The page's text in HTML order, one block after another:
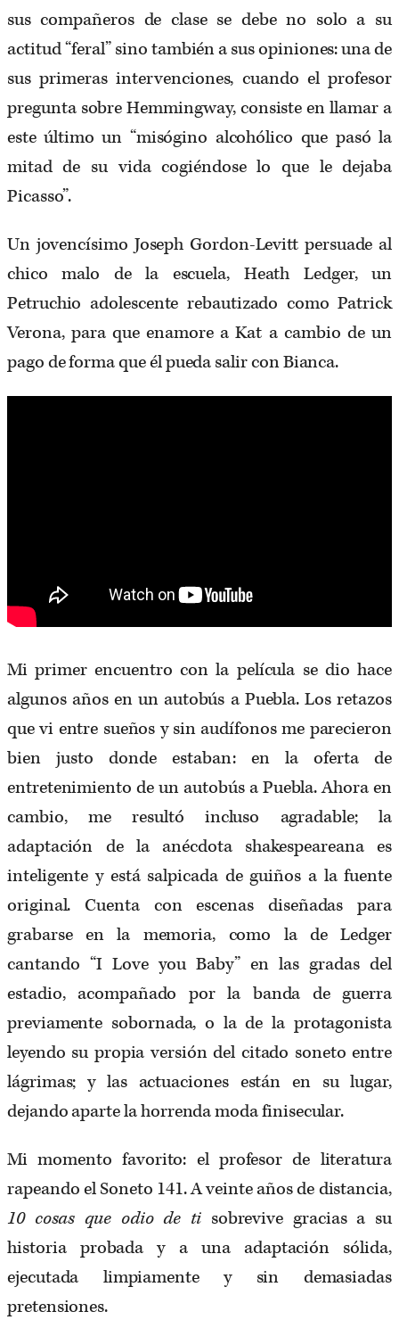
sus compañeros de clase se debe no solo a su
actitud “feral” sino también a sus opiniones: una de
sus primeras intervenciones, cuando el profesor
pregunta sobre Hemmingway, consiste en llamar a
este último un “misógino alcohólico que pasó la
mitad de su vida cogiéndose lo que le dejaba
Picasso”.
Un jovencísimo Joseph Gordon-Levitt persuade al
chico malo de la escuela, Heath Ledger, un
Petruchio adolescente rebautizado como Patrick
Verona, para que enamore a Kat a cambio de un
pago de forma que él pueda salir con Bianca.
Mi primer encuentro con la película se dio hace
algunos años en un autobús a Puebla. Los retazos
que vi entre sueños y sin audífonos me parecieron
bien justo donde estaban: en la oferta de
entretenimiento de un autobús a Puebla. Ahora en
cambio, me resultó incluso agradable; la
adaptación de la anécdota shakespeareana es
inteligente y está salpicada de guiños a la fuente
original. Cuenta con escenas diseñadas para
grabarse en la memoria, como la de Ledger
cantando “I Love you Baby” en las gradas del
estadio, acompañado por la banda de guerra
previamente sobornada, o la de la protagonista
leyendo su propia versión del citado soneto entre
lágrimas; y las actuaciones están en su lugar,
dejando aparte la horrenda moda finisecular.
Mi momento favorito: el profesor de literatura
rapeando el Soneto 141. A veinte años de distancia,
10 cosas que odio de tisobrevive gracias a su
historia probada y a una adaptación sólida,
ejecutada limpiamente y sin demasiadas
pretensiones.